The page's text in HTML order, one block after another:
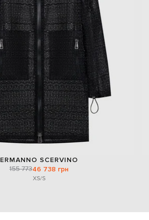
ERMANNO SCERVINO
155 77346 738 грн
XS/S